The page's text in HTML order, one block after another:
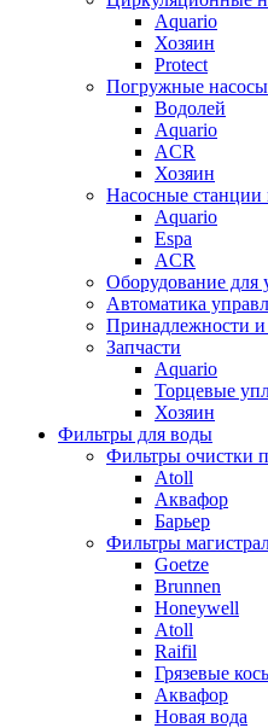
Aquario
Хозяин
Protect
Погружные
Водолей
Aquario
ACR
Хозяин
Насосные
Aquario
Espa
ACR
Оборудование для
Автоматика
Принадлежности
Запчасти
Aquario
Торцевые
Хозяин
Фильтры для воды
Фильтры очистки
Atoll
Аквафор
Барьер
Фильтры
Goetze
Brunnen
Honeywell
Atoll
Raifil
Грязевые
Аквафор
Новая вода